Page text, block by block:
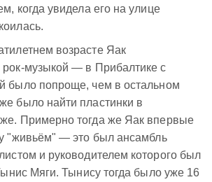
когда увидела его на улице
возрасте Яак
рок-музыкой — в Прибалтике с
было попроще, чем в остальном
было найти пластинки в
Примерно тогда же Яак впервые
"живьём" — это был ансамбль
и руководителем которого был
Мяги. Тынису тогда было уже 16